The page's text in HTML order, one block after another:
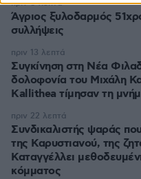
Άγριος ξυλοδαρμός
συλλήψεις
πριν 8 λεπτά
Συγκίνηση στη Νέα
δολοφονία του Μιχάλη
Kallithea τίμησαν τη
πριν 13 λεπτά
Συνδικαλιστής ψαράς
της Καρυστιανού, της
Καταγγέλλει
κόμματος
πριν 22 λεπτά